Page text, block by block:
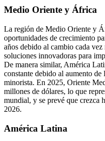
Medio Oriente y África
La región de Medio Oriente y
oportunidades de crecimiento
años debido al cambio cada
soluciones innovadoras para
De manera similar, América
constante debido al aumento
minorista. En 2025, Oriente
millones de dólares, lo que
mundial, y se prevé que crezca
2026.
América Latina